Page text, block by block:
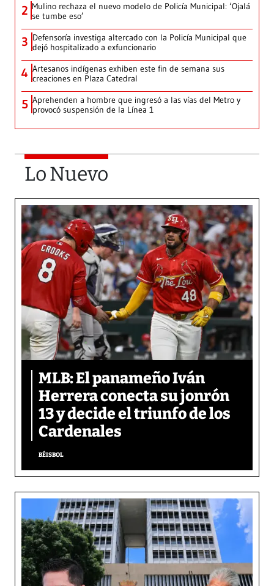
2 Mulino rechaza el nuevo modelo de Policía Municipal: ‘Ojalá
se tumbe eso’
3 Defensoría investiga altercado con la Policía Municipal que
dejó hospitalizado a exfuncionario
4 Artesanos indígenas exhiben este fin de semana sus
creaciones en Plaza Catedral
5 Aprehenden a hombre que ingresó a las vías del Metro y
provocó suspensión de la Línea 1
Lo Nuevo
MLB: El panameño Iván
Herrera conecta su jonrón
13 y decide el triunfo de los
Cardenales
BÉISBOL